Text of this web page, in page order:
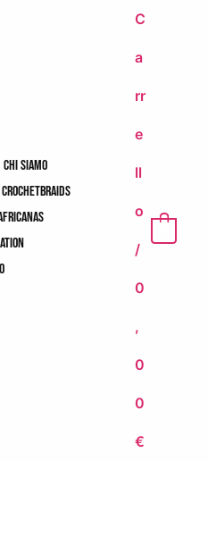
chi siamo
C
a
rr
e
ll
o
/
0
,
0
0
€